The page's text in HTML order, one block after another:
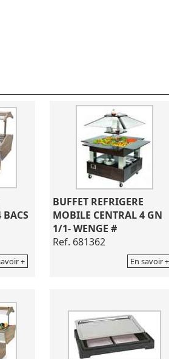
+
BUFFET REFRIGERE
MOBILE CENTRAL 4 GN
1/1- WENGE #
Ref. 681362
En savoir +